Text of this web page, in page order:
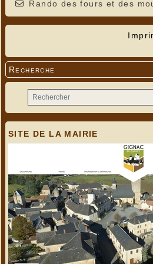
Rando des fours et des
Recherche
SITE DE LA MAIRIE